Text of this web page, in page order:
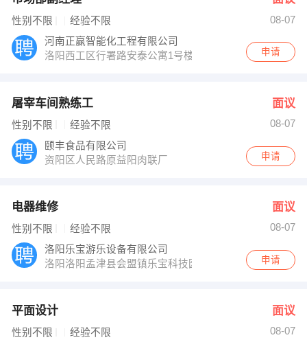
性别不限 经验不限
08-07
河南正赢智能化工程有限公司
洛阳西工区行署路安泰公寓1号楼
申请
屠宰车间熟练工 面议
性别不限 经验不限
08-07
颐丰食品有限公司
资阳区人民路原益阳肉联厂
申请
电器维修 面议
性别不限 经验不限
08-07
洛阳乐宝游乐设备有限公司
洛阳洛阳孟津县会盟镇乐宝科技园
申请
平面设计 面议
性别不限 经验不限
08-07